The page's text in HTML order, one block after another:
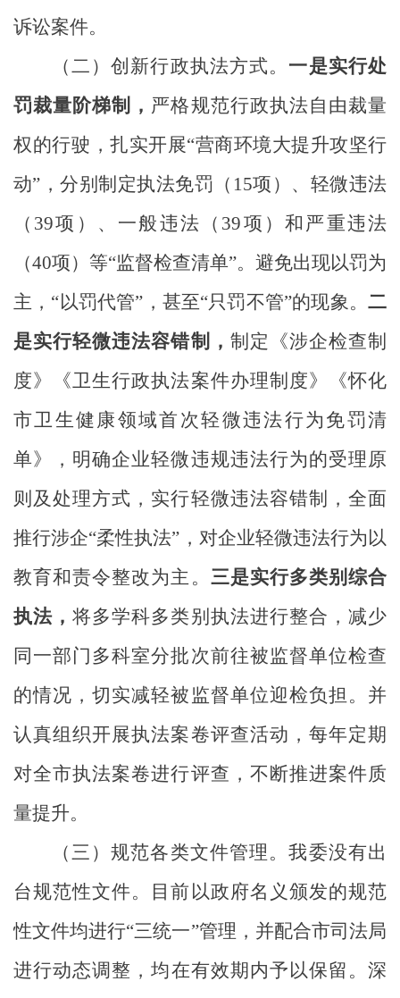
诉讼案件。
（二）创新行政执法方式。 一是实行处
罚裁量阶梯制， 严格规范行政执法自由裁量
权的行驶，扎实开展“营商环境大提升攻坚行
动”，分别制定执法免罚（ 15项 ）、轻微违法
（ 39项） 、一般违法（39项 ）和严重违法
（40项）等“监督检查清单”。避免出现以罚为
主，“以罚代管”，甚至“只罚不管”的现象。 二
是实行轻微违法容错制， 制定《涉企检查制
度》《卫生行政执法案件办理制度》《怀化
市卫生健康领域首次轻微违法行为免罚清
单》，明确企业轻微违规违法行为的受理原
则及处理方式，实行轻微违法容错制，全面
推行涉企“柔性执法”，对企业轻微违法行为以
教育和责令整改为主。 三是实行多类别综合
执法，将多学科多类别执法进行整合， 减少
同一部门多科室分批次前往被监督单位检查
的情况 ，切实减轻被监督单位迎检负担。并
认真组织开展执法案卷评查活动，每年定期
对全市执法案卷进行评查，不断推进案件质
量提升。
（三）规范各类文件管理。我委没有出
台规范性文件。目前以政府名义颁发的规范
性文件均进行“三统一”管理，并配合市司法局
进行动态调整，均在有效期内予以保留。深